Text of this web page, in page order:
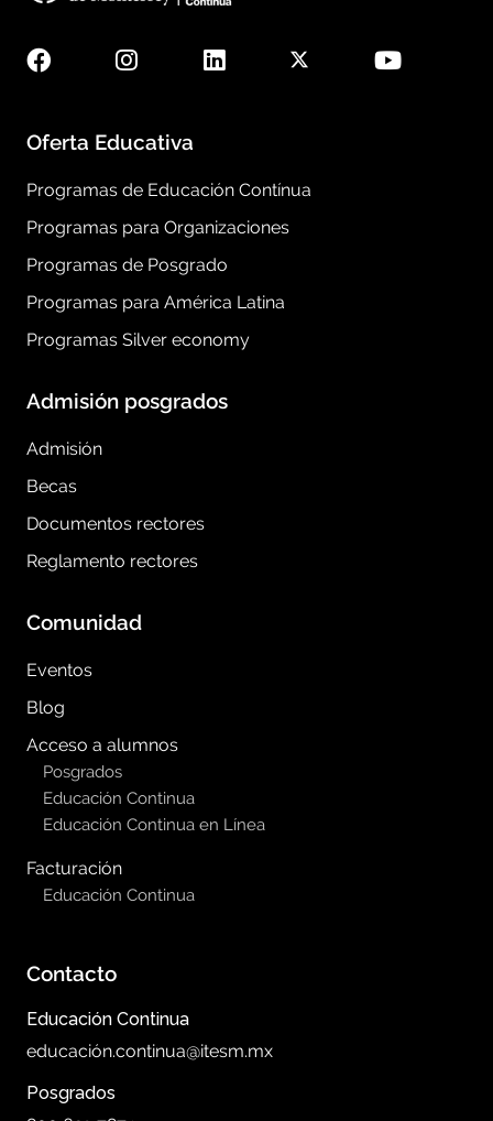
Oferta Educativa
Programas de Educación Contínua
Programas para Organizaciones
Programas de Posgrado
Programas para América Latina
Programas Silver economy
Admisión posgrados
Admisión
Becas
Documentos rectores
Reglamento rectores
Comunidad
Eventos
Blog
Acceso a alumnos
Posgrados
Educación Continua
Educación Continua en Línea
Facturación
Educación Continua
Contacto
Educación Continua
educación.continua@itesm.mx
Posgrados